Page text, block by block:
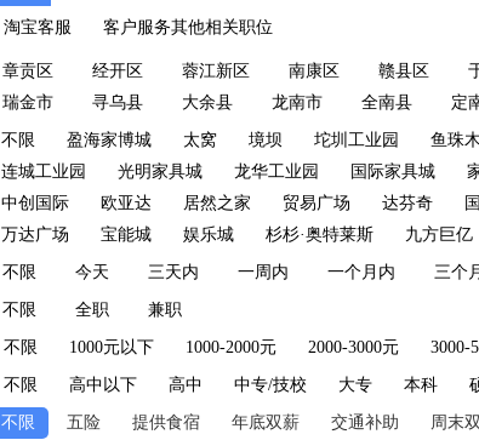
淘宝客服 客户服务其他相关职位
章贡区 经开区 蓉江新区 南康区 赣县区
瑞金市
寻乌县 大余县 龙南市 全南县 定
不限 盈海家博城 太窝 境坝 坨圳工业园 鱼珠
连城工业园
光明家具城 龙华工业园 国际家具城
中创国际
欧亚达 居然之家 贸易广场 达芬奇
万达广场
宝能城 娱乐城 杉杉·奥特莱斯 九方巨亿
不限 今天 三天内 一周内 一个月内 三个
不限 全职 兼职
不限 1000元以下 1000-2000元 2000-3000元 3000-
不限 高中以下 高中 中专/技校 大专 本科
不限 五险 提供食宿 年底双薪 交通补助 周末